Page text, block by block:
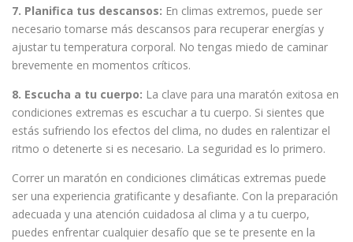
7. Planifica tus descansos: En climas extremos, puede ser
necesario tomarse más descansos para recuperar energías y
ajustar tu temperatura corporal. No tengas miedo de caminar
brevemente en momentos críticos.
8. Escucha a tu cuerpo: La clave para una maratón exitosa en
condiciones extremas es escuchar a tu cuerpo. Si sientes que
estás sufriendo los efectos del clima, no dudes en ralentizar el
ritmo o detenerte si es necesario. La seguridad es lo primero.
Correr un maratón en condiciones climáticas extremas puede
ser una experiencia gratificante y desafiante. Con la preparación
adecuada y una atención cuidadosa al clima y a tu cuerpo,
puedes enfrentar cualquier desafío que se te presente en la